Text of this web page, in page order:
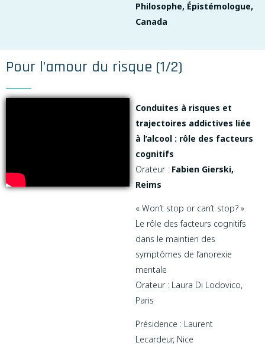
Philosophe, Épistémologue,
Canada
Pour l’amour du risque (1/2)
Conduites à risques et
trajectoires addictives liée
à l’alcool : rôle des facteurs
cognitifs
Orateur : Fabien Gierski,
Reims
« Won’t stop or can’t stop? ».
Le rôle des facteurs cognitifs
dans le maintien des
symptômes de l’anorexie
mentale
Orateur : Laura Di Lodovico,
Paris
Présidence : Laurent
Lecardeur, Nice